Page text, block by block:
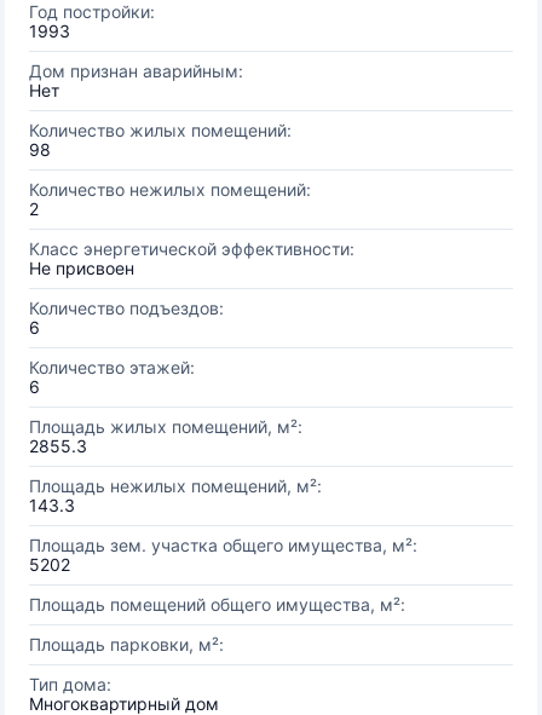
Год постройки:
1993
Дом признан аварийным:
Нет
Количество жилых помещений:
98
Количество нежилых помещений:
2
Класс энергетической эффективности:
Не присвоен
Количество подъездов:
6
Количество этажей:
6
Площадь жилых помещений, м²:
2855.3
Площадь нежилых помещений, м²:
143.3
Площадь зем. участка общего имущества, м²:
5202
Площадь помещений общего имущества, м²:
Площадь парковки, м²:
Тип дома:
Многоквартирный дом